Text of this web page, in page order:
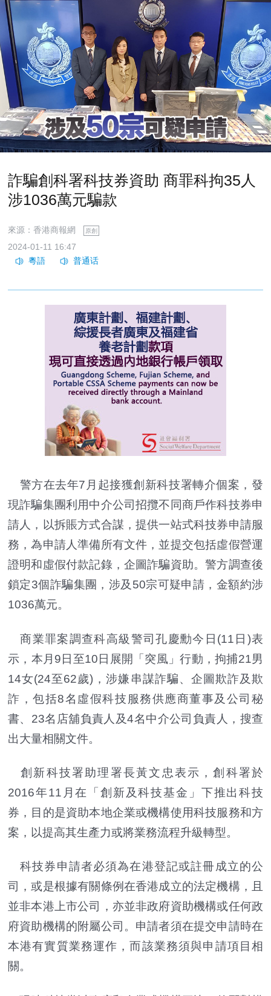
詐騙創科署科技券資助 商罪科拘35人
涉1036萬元騙款
來源：香港商報網 原創
2024-01-11 16:47
警方在去年7月起接獲創新科技署轉介個案，發
現詐騙集團利用中介公司招攬不同商戶作科技券申
請人，以拆賬方式合謀，提供一站式科技券申請服
務，為申請人準備所有文件，並提交包括虛假營運
證明和虛假付款記錄，企圖詐騙資助。警方調查後
鎖定3個詐騙集團，涉及50宗可疑申請，金額約涉
1036萬元。
商業罪案調查科高級警司孔慶勳今日(11日)表
示，本月9日至10日展開「突風」行動，拘捕21男
14女(24至62歲)，涉嫌串謀詐騙、企圖欺詐及欺
詐，包括8名虛假科技服務供應商董事及公司秘
書、23名店舖負責人及4名中介公司負責人，搜查
出大量相關文件。
創新科技署助理署長黃文忠表示，創科署於
2016年11月在「創新及科技基金」下推出科技
券，目的是資助本地企業或機構使用科技服務和方
案，以提高其生產力或將業務流程升級轉型。
科技券申請者必須為在港登記或註冊成立的公
司，或是根據有關條例在香港成立的法定機構，且
並非本港上市公司，亦並非政府資助機構或任何政
府資助機構的附屬公司。申請者須在提交申請時在
本港有實質業務運作，而該業務須與申請項目相
關。